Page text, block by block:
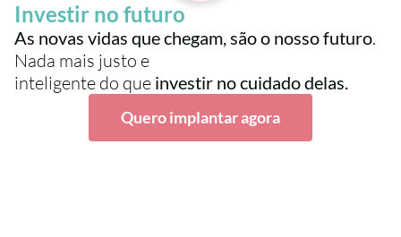
Investir no futuro
As novas vidas que chegam, são o nosso futuro.
Nada mais justo e
inteligente do que investir no cuidado delas.
Quero implantar agora